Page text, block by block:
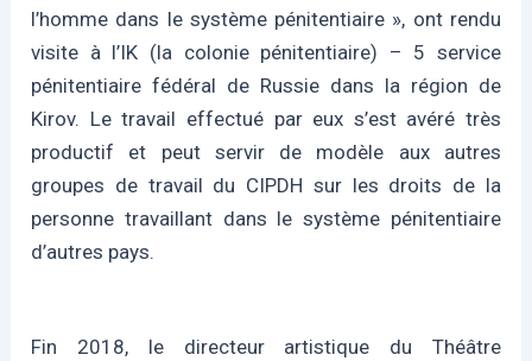
l’homme dans le système pénitentiaire », ont rendu
visite à l’IK (la colonie pénitentiaire) – 5 service
pénitentiaire fédéral de Russie dans la région de
Kirov. Le travail effectué par eux s’est avéré très
productif et peut servir de modèle aux autres
groupes de travail du CIPDH sur les droits de la
personne travaillant dans le système pénitentiaire
d’autres pays.
Fin 2018, le directeur artistique du Théâtre